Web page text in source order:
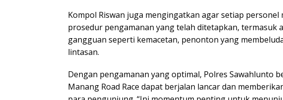
Kompol Riswan juga mengingatkan agar setiap
prosedur pengamanan yang telah ditetapkan, termasuk
gangguan seperti kemacetan, penonton yang
lintasan.
Dengan pengamanan yang optimal, Polres Sawahlunto
Manang Road Race dapat berjalan lancar dan